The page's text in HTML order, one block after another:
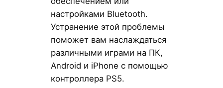
настройками Bluetooth.
Устранение этой проблемы
поможет вам наслаждаться
различными играми на ПК,
Android и iPhone с помощью
контроллера PS5.